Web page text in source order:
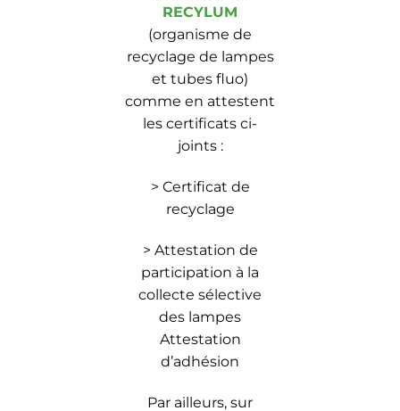
RECYLUM
(organisme de
recyclage de lampes
et tubes fluo)
comme en attestent
les certificats ci-
joints :
> Certificat de
recyclage
> Attestation de
participation à la
collecte sélective
des lampes
Attestation
d’adhésion
Par ailleurs, sur